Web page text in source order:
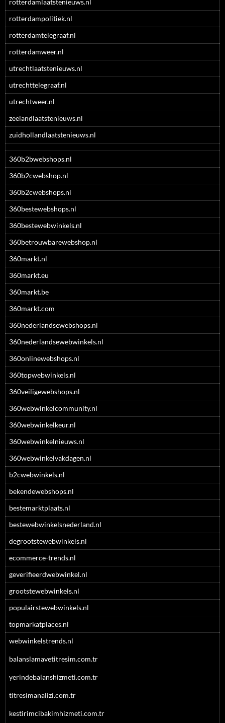
rotterdamlaatstenieuws.nl
rotterdampolitiek.nl
rotterdamtelegraaf.nl
rotterdamweer.nl
utrechtlaatstenieuws.nl
utrechttelegraaf.nl
utrechtweer.nl
zeelandlaatstenieuws.nl
zuidhollandlaatstenieuws.nl
360b2bwebshops.nl
360b2cwebshop.nl
360b2cwebshops.nl
360bestewebshops.nl
360bestewebwinkels.nl
360betrouwbarewebshop.nl
360markt.nl
360markt.eu
360markt.be
360markt.com
360nederlandsewebshops.nl
360nederlandsewebwinkels.nl
360onlinewebshops.nl
360topwebwinkels.nl
360veiligewebshops.nl
360webwinkelcommunity.nl
360webwinkelkeur.nl
360webwinkelnieuws.nl
360webwinkelvakdagen.nl
b2cwebwinkels.nl
bekendewebshops.nl
bestemarktplaats.nl
bestewebwinkelsnederland.nl
degrootstewebwinkels.nl
ecommerce-trends.nl
geverifieerdwebwinkel.nl
grootstewebwinkels.nl
populairstewebwinkels.nl
topmarkatplaces.nl
webwinkelstrends.nl
balanslamavetitresim.com.tr
yerindebalanshizmeti.com.tr
titresimanalizi.com.tr
kestirimcibakimhizmeti.com.tr